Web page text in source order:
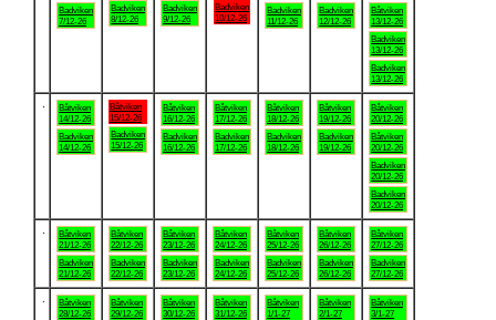
Badviken
7/12-26
Badviken
8/12-26
Badviken
9/12-26
Badviken
10/12-26
Badviken
11/12-26
Badviken
12/12-26
Båtviken
13/12-26
Badviken
13/12-26
Badviken
13/12-26
Båtviken
14/12-26
Badviken
14/12-26
Båtviken
15/12-26
Badviken
15/12-26
Båtviken
16/12-26
Badviken
16/12-26
Båtviken
17/12-26
Badviken
17/12-26
Båtviken
18/12-26
Badviken
18/12-26
Båtviken
19/12-26
Badviken
19/12-26
Båtviken
20/12-26
Båtviken
20/12-26
Badviken
20/12-26
Badviken
20/12-26
Båtviken
21/12-26
Badviken
21/12-26
Båtviken
22/12-26
Badviken
22/12-26
Båtviken
23/12-26
Badviken
23/12-26
Båtviken
24/12-26
Badviken
24/12-26
Båtviken
25/12-26
Badviken
25/12-26
Båtviken
26/12-26
Badviken
26/12-26
Båtviken
27/12-26
Badviken
27/12-26
Båtviken
28/12-26
Båtviken
29/12-26
Båtviken
30/12-26
Båtviken
31/12-26
Båtviken
1/1-27
Båtviken
2/1-27
Båtviken
3/1-27